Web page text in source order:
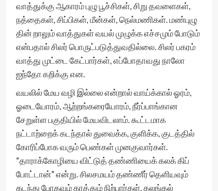
வாத்துக்கு ஆகாரம் புழு பூச்சிகள், சிறு தவளைகள்,
நத்தைகள், சிப்பிகள், மீன்கள், நெல்மணிகள். மண்புழு
தின் றாலும் வாத்துகள் வயல் முழுக்க எச்சமும் போடும்
என்பதால் சிலர் பொருட்படுத்துவதில்லை. சிலர் பகரம்
வாத்து முட்டை கேட்பார்கள், எப்போதாவது நாலோ
ஐந்தோ கறிக்கு என.
வயலில் மேய வழி இல்லை என்றால் வாய்க்கால் ஓரம்,
ஓடையோரம், ஆற்றங்கரையோரம், நீர்ப்பாங்கான
சேறுள்ள பகுதியில் மேயவிடலாம். கூட்டமாக
நட்டாற்றைக் கடந்தால் துவைக்க, குளிக்க, குடத்தில்
கோரிப்போக வரும் பெண்கள் முனகுவார்கள்.
“தாராக்கோழியை விட்டுத் தண்ணியைக் கலக் கிப்
போட்டான்” என்று. சிலசமயம் தண்ணீர் தெளியவும்
கடந்து போகவும் காத்தும் நிற்பார்கள். கலங்கல்